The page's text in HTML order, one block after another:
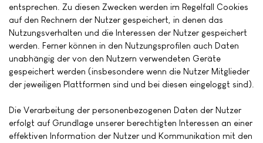
entsprechen. Zu diesen Zwecken werden im Regelfall Cookies
auf den Rechnern der Nutzer gespeichert, in denen das
Nutzungsverhalten und die Interessen der Nutzer gespeichert
werden. Ferner können in den Nutzungsprofilen auch Daten
unabhängig der von den Nutzern verwendeten Geräte
gespeichert werden (insbesondere wenn die Nutzer Mitglieder
der jeweiligen Plattformen sind und bei diesen eingeloggt sind).
Die Verarbeitung der personenbezogenen Daten der Nutzer
erfolgt auf Grundlage unserer berechtigten Interessen an einer
effektiven Information der Nutzer und Kommunikation mit den